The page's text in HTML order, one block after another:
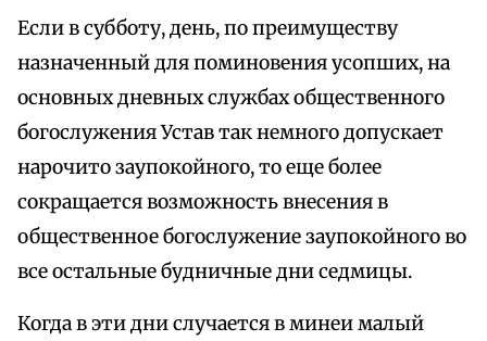
Если в субботу, день, по преимуществу
назначенный для поминовения усопших, на
основных дневных службах общественного
богослужения Устав так немного допускает
нарочито заупокойного, то еще более
сокращается возможность внесения в
общественное богослужение заупокойного во
все остальные будничные дни седмицы.
Когда в эти дни случается в минеи малый